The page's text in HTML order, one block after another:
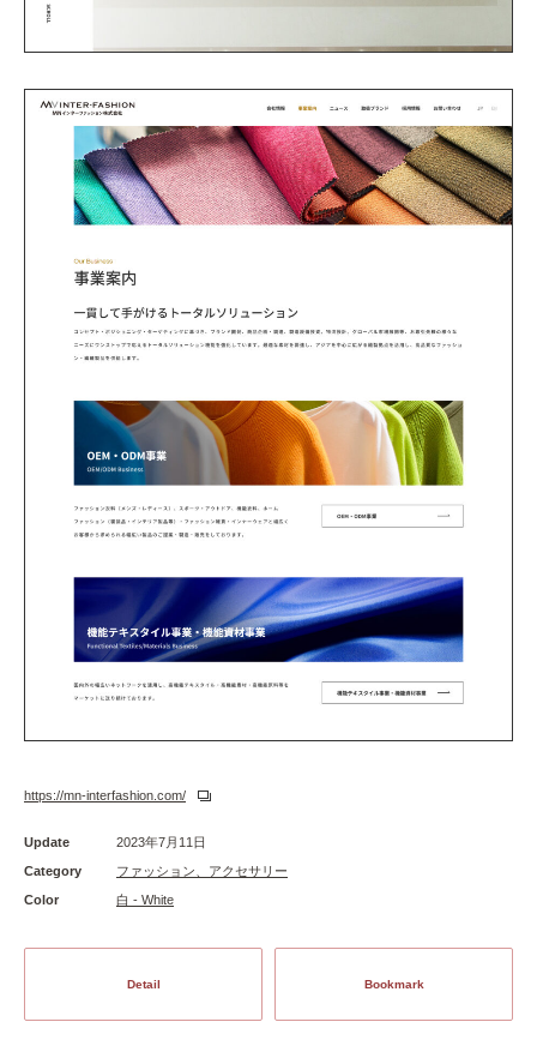
https://mn-interfashion.com/
Update
2023年7月11日
Category
ファッション、アクセサリー
Color
白 - White
Detail Bookmark